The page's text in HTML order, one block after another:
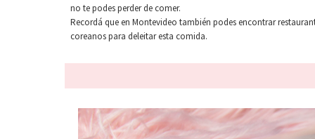
no te podes perder de comer.
Recordá que en Montevideo también podes encontrar
coreanos para deleitar esta comida.